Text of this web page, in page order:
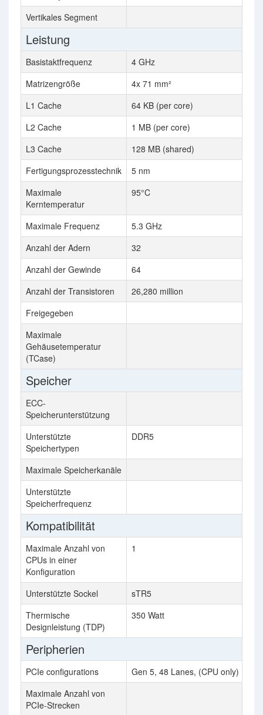
Vertikales Segment
Leistung
Basistaktfrequenz
4 GHz
Matrizengröße
4x 71 mm²
L1 Cache
64 KB (per core)
L2 Cache
1 MB (per core)
L3 Cache
128 MB (shared)
Fertigungsprozesstechnik
5 nm
Maximale
Kerntemperatur
95°C
Maximale Frequenz
5.3 GHz
Anzahl der Adern
32
Anzahl der Gewinde
64
Anzahl der Transistoren
26,280 million
Freigegeben
Maximale
Gehäusetemperatur
(TCase)
Speicher
ECC-
Speicherunterstützung
Unterstützte
Speichertypen
DDR5
Maximale Speicherkanäle
Unterstützte
Speicherfrequenz
Kompatibilität
Maximale Anzahl von
CPUs in einer
Konfiguration
1
Unterstützte Sockel
sTR5
Thermische
Designleistung (TDP)
350 Watt
Peripherien
PCIe configurations
Gen 5, 48 Lanes, (CPU only)
Maximale Anzahl von
PCIe-Strecken